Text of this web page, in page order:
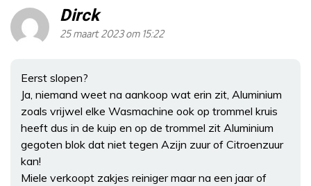
Dirck
25 maart 2023 om 15:22
Eerst slopen?
Ja, niemand weet na aankoop wat erin zit, Aluminium
zoals vrijwel elke Wasmachine ook op trommel kruis
heeft dus in de kuip en op de trommel zit Aluminium
gegoten blok dat niet tegen Azijn zuur of Citroenzuur
kan!
Miele verkoopt zakjes reiniger maar na een jaar of